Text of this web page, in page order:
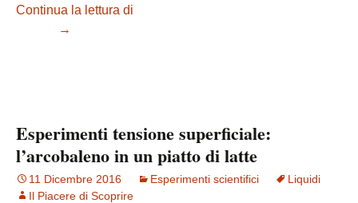
Continua la lettura di
→
Esperimenti tensione superficiale:
l’arcobaleno in un piatto di latte
11 Dicembre 2016 Esperimenti scientifici
Liquidi
Il Piacere di Scoprire